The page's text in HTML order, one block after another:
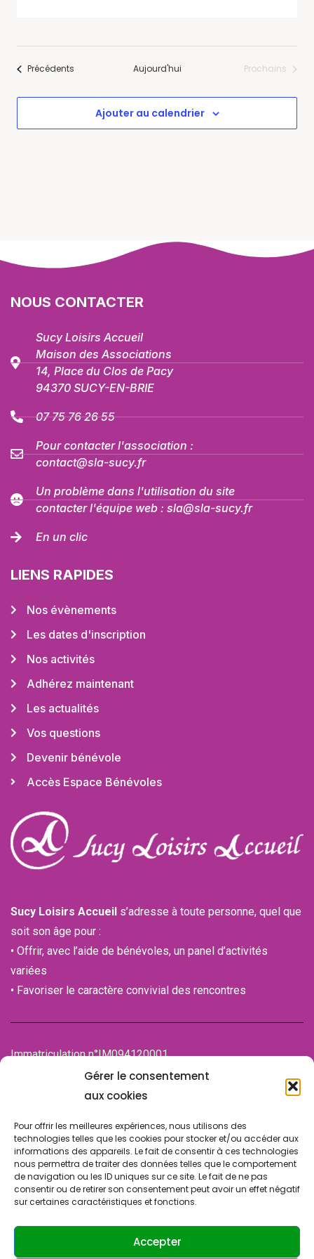
Gérer le consentement
aux cookies
Pour offrir les meilleures expériences, nous utilisons des
technologies telles que les cookies pour stocker et/ou accéder aux
informations des appareils. Le fait de consentir à ces technologies
nous permettra de traiter des données telles que le comportement
de navigation ou les ID uniques sur ce site. Le fait de ne pas
consentir ou de retirer son consentement peut avoir un effet négatif
sur certaines caractéristiques et fonctions.
Accepter
Précédents Aujourd'hui
Prochains
Ajouter au calendrier
NOUS CONTACTER
Sucy Loisirs Accueil
Maison des Associations
14, Place du Clos de Pacy
94370 SUCY-EN-BRIE
07 75 76 26 55
Pour contacter l'association :
contact@sla-sucy.fr
Un problème dans l'utilisation du site
contacter l'équipe web : sla@sla-sucy.fr
En un clic
LIENS RAPIDES
Nos évènements
Les dates d'inscription
Nos activités
Adhérez maintenant
Les actualités
Vos questions
Devenir bénévole
Accès Espace Bénévoles
Sucy Loisirs Accueil s’adresse à toute personne, quel que
soit son âge pour :
• Offrir, avec l’aide de bénévoles, un panel d’activités
variées
• Favoriser le caractère convivial des rencontres
Immatriculation n°IM094120001
de la Chambre des associations (CDA)
94100 SAINT-MAUR-DES-FOSSES
Design & Développement par